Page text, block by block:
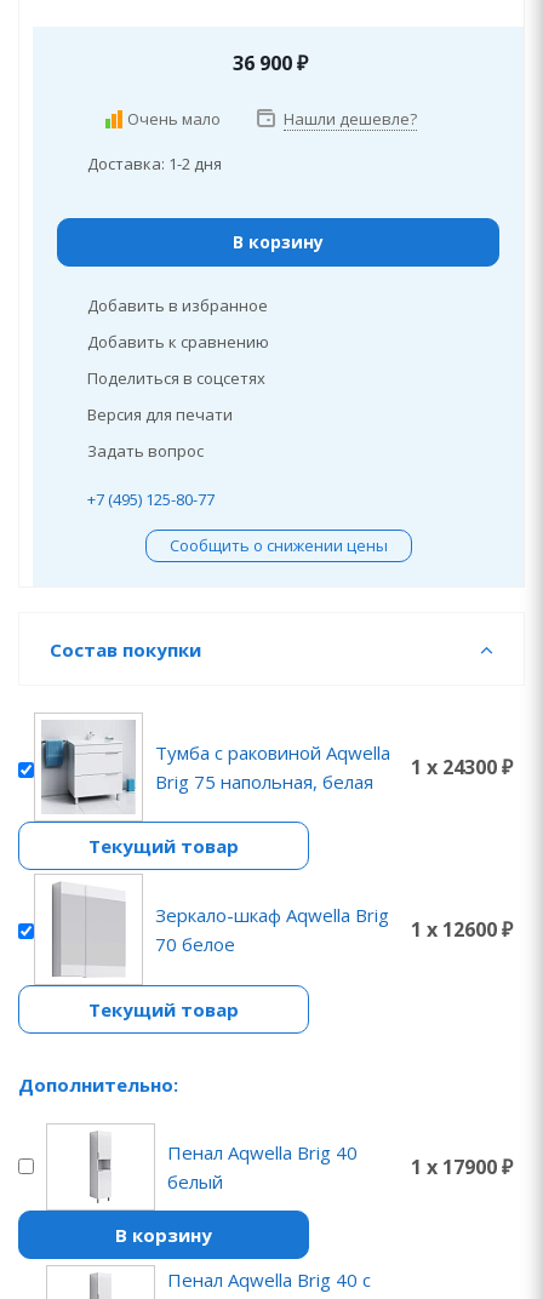
36 900₽
Очень мало Нашли дешевле?
Доставка: 1-2 дня
В корзину
Добавить в избранное
Добавить к сравнению
Поделиться в соцсетях
Версия для печати
Задать вопрос
+7 (495) 125-80-77
Сообщить о снижении цены
Состав покупки
Тумба с раковиной Aqwella
Brig 75 напольная, белая
1 x 24300 ₽
Текущий товар
Зеркало-шкаф Aqwella Brig
70 белое
1 x 12600 ₽
Текущий товар
Дополнительно:
Пенал Aqwella Brig 40
белый
1 x 17900 ₽
В корзину
Пенал Aqwella Brig 40 с